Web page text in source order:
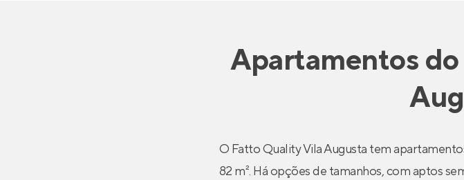
Apartamentos do
O Fatto Quality Vila Augusta tem
82 m². Há opções de tamanhos, com aptos